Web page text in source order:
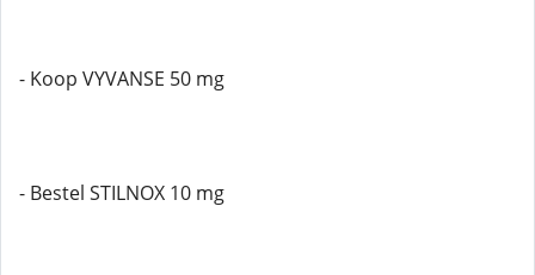
- Koop VYVANSE 50 mg
- Bestel STILNOX 10 mg